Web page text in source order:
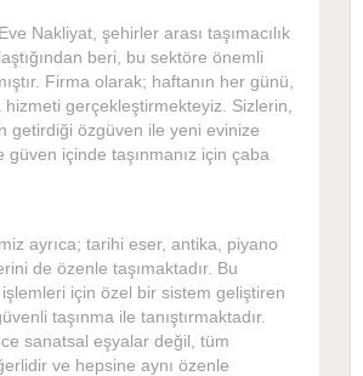
Nakliyat, şehirler arası taşımacılık
beri, bu sektöre önemli
Firma olarak; haftanın her günü,
hizmeti gerçekleştirmekteyiz. Sizlerin,
getirdiği özgüven ile yeni evinize
güven içinde taşınmanız için çaba
ayrıca; tarihi eser, antika, piyano
de özenle taşımaktadır. Bu
için özel bir sistem geliştiren
taşınma ile tanıştırmaktadır.
sanatsal eşyalar değil, tüm
ve hepsine aynı özenle